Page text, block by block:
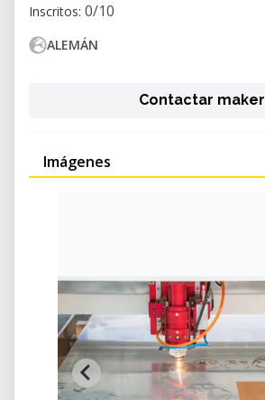
Inscritos: 0/10
ALEMÁN
Contactar maker
Imágenes